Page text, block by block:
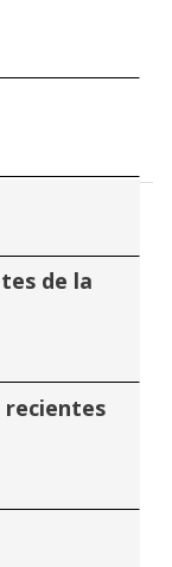
de la
recientes